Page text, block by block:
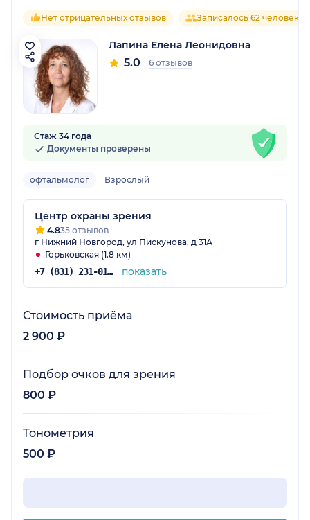
Нет отрицательных отзывов Записалось 62 человека
Лапина Елена Леонидовна
5.0 6 отзывов
Стаж 34 года
Документы проверены
офтальмолог Взрослый
Центр охраны зрения
4.835 отзывов
г Нижний Новгород, ул Пискунова, д 31А
Горьковская (1.8 км)
+7 (831) 231-01-87 показать
Стоимость приёма
2 900 ₽
Подбор очков для зрения
800 ₽
Тонометрия
500 ₽